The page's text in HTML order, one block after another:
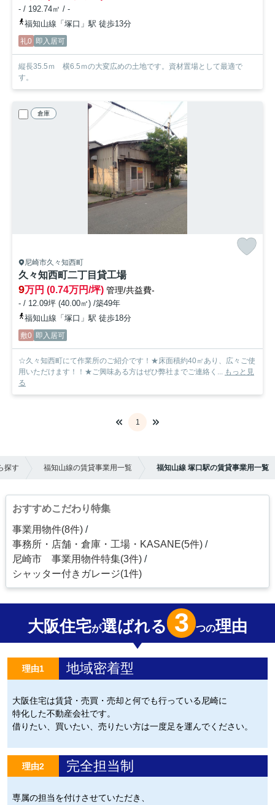
- / 192.74㎡ / -
福知山線「塚口」駅 徒歩13分
礼0 即入居可
縦長35.5ｍ 横6.5ｍの大変広めの土地です。資材置場として最適で
す。
倉庫
尼崎市久々知西町
久々知西町二丁目貸工場
9万円 (0.74万円/坪) 管理/共益費-
- / 12.09坪 (40.00㎡) /築49年
福知山線「塚口」駅 徒歩18分
敷0 即入居可
☆久々知西町にて作業所のご紹介です！★床面積約40㎡あり、広々ご使
用いただけます！！★ご興味ある方はぜひ弊社までご連絡く...
もっと見
る
1
探す 福知山線の賃貸事業用一覧 福知山線 塚口駅の賃貸事業用一覧
おすすめこだわり特集
事業用物件(8件)
事務所・店舗・倉庫・工場・KASANE(5件)
尼崎市 事業用物件特集(3件)
シャッター付きガレージ(1件)
大阪住宅が選ばれる 3 つの理由
理由1 地域密着型
大阪住宅は賃貸・売買・売却と何でも行っている尼崎に
特化した不動産会社です。
借りたい、買いたい、売りたい方は一度足を運んでください。
理由2 完全担当制
専属の担当を付けさせていただき、